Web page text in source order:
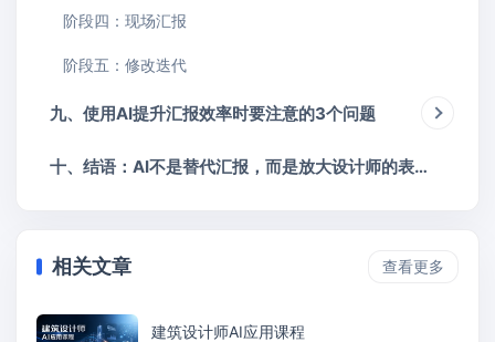
阶段四：现场汇报
阶段五：修改迭代
九、使用AI提升汇报效率时要注意的3个问题
十、结语：AI不是替代汇报，而是放大设计师的表达能力
相关文章 查看更多
建筑设计师AI应用课程